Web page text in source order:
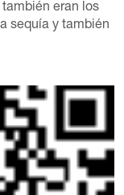
eran los
sequía y también